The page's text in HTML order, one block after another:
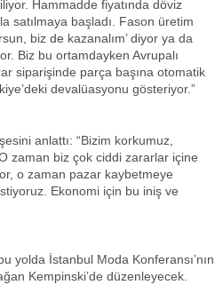
Hammadde fiyatında döviz
satılmaya başladı. Fason üretim
biz de kazanalım’ diyor ya da
Biz bu ortamdayken Avrupalı
siparişinde parça başına otomatik
devalüasyonu gösteriyor.”
anlattı: “Bizim korkumuz,
zaman biz çok ciddi zararlar içine
o zaman pazar kaybetmeye
Ekonomi için bu iniş ve
yolda İstanbul Moda Konferansı’nın
Kempinski’de düzenleyecek.